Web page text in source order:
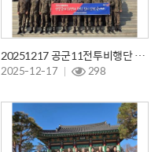
20251217 공군11전투비행단 상병캠프
2025-12-17 298